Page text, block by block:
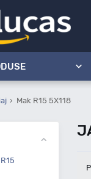
Mak R15 5X118
R15